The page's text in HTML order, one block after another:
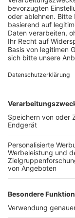
Veröffentlicht:
Anzeige
Deswegen
Ersatzbusse
direkt am
Adenauer-
empfehlen allen
Außerdem gibt